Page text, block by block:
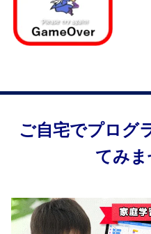
ご自宅でプログ
てみま